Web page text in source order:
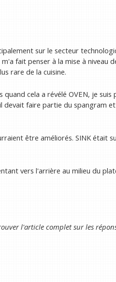
sur le secteur
fait penser à la mise à niveau
rare de la cuisine.
cela a révélé OVEN, je suis
devait faire partie du spangram
être améliorés. SINK était
vers l'arrière au milieu du
l'article complet sur les